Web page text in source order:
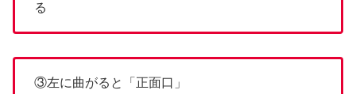
る
③左に曲がると「正面口」